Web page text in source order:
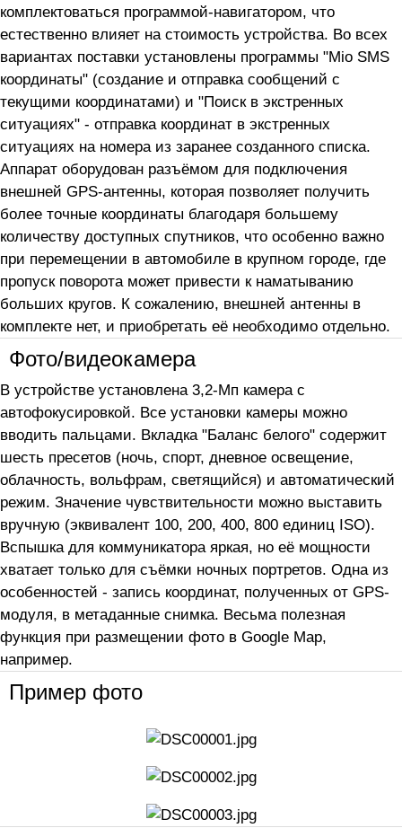
комплектоваться программой-навигатором, что
естественно влияет на стоимость устройства. Во всех
вариантах поставки установлены программы "Mio SMS
координаты" (создание и отправка сообщений с
текущими координатами) и "Поиск в экстренных
ситуациях" - отправка координат в экстренных
ситуациях на номера из заранее созданного списка.
Аппарат оборудован разъёмом для подключения
внешней GPS-антенны, которая позволяет получить
более точные координаты благодаря большему
количеству доступных спутников, что особенно важно
при перемещении в автомобиле в крупном городе, где
пропуск поворота может привести к наматыванию
больших кругов. К сожалению, внешней антенны в
комплекте нет, и приобретать её необходимо отдельно.
Фото/видеокамера
В устройстве установлена 3,2-Мп камера с
автофокусировкой. Все установки камеры можно
вводить пальцами. Вкладка "Баланс белого" содержит
шесть пресетов (ночь, спорт, дневное освещение,
облачность, вольфрам, светящийся) и автоматический
режим. Значение чувствительности можно выставить
вручную (эквивалент 100, 200, 400, 800 единиц ISO).
Вспышка для коммуникатора яркая, но её мощности
хватает только для съёмки ночных портретов. Одна из
особенностей - запись координат, полученных от GPS-
модуля, в метаданные снимка. Весьма полезная
функция при размещении фото в Google Map,
например.
Пример фото